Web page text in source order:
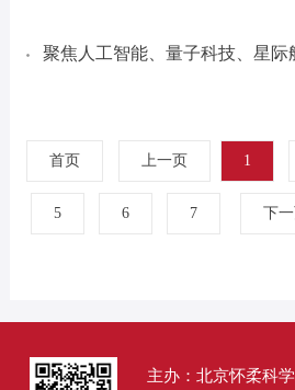
聚焦人工智能、量子科技、星际
首页 上一页 1
5 6 7 下
主办：北京怀柔科